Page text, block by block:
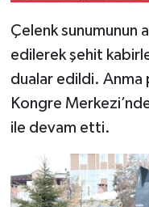
Çelenk sunumunun
edilerek şehit
dualar edildi. Anma
Kongre
ile devam etti.